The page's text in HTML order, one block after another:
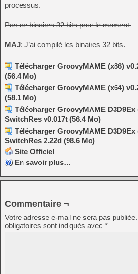
processus.
Pas de binaires 32 bits pour le moment.
MAJ: J’ai compilé les binaires 32 bits.
Télécharger GroovyMAME (x86)
(56.4 Mo)
Télécharger GroovyMAME (x64)
(58.1 Mo)
Télécharger GroovyMAME D3D9Ex
SwitchRes v0.017t (56.4 Mo)
Télécharger GroovyMAME D3D9Ex
SwitchRes 2.22d (98.6 Mo)
Site Officiel
En savoir plus…
Commentaire ¬
Votre adresse e-mail ne sera pas publiée.
obligatoires sont indiqués avec *